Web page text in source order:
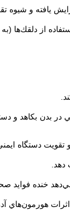
يافته و شيوه
از
بدن بكاهد و
دستگاه
خنده فوايد
هورمون‌هاي